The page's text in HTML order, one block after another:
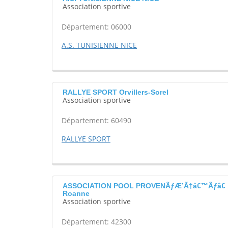
Association sportive
Département: 06000
A.S. TUNISIENNE NICE
RALLYE SPORT Orvillers-Sorel
Association sportive
Département: 60490
RALLYE SPORT
ASSOCIATION POOL PROVENÃƒÆ’Ã†â€™Ãƒâ€
Roanne
Association sportive
Département: 42300